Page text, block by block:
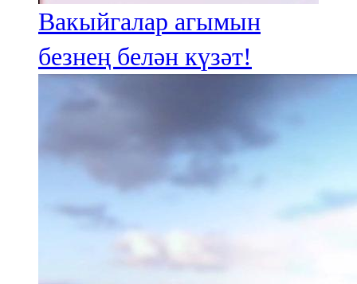
Вакыйгалар агымын
безнең белән күзәт!